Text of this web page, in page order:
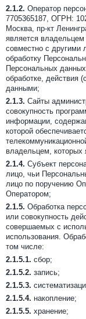
2.1.2. Оператор
7705365187, ОГРН:
Москва, пр-кт
является
совместно с другими
обработку
Персональных
обработке, действия
данными;
2.1.3. Сайты
совокупность
информации,
которой
владельцем, которых
2.1.4. Субъект
лицо, чьи
лицо по поручению
Оператором;
2.1.5. Обработка
или совокупность
совершаемых с
использования.
том числе:
2.1.5.1. сбор;
2.1.5.2. запись;
2.1.5.3.
2.1.5.4. накопление;
2.1.5.5. хранение;